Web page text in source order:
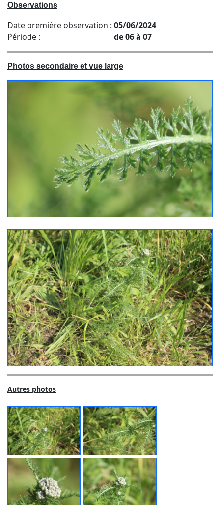
Observations
Date première observation : 05/06/2024
Période :
de 06 à 07
Photos secondaire et vue large
Autres photos